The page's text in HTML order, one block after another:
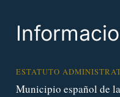
ESTATUTO
Municipio español de